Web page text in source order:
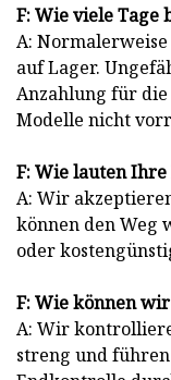
F: Wie viele
A:
auf Lager.
Anzahlung für
Modelle nicht
F: Wie lauten
A: Wir akzeptieren
können den Weg
oder
F: Wie können
A: Wir
streng und